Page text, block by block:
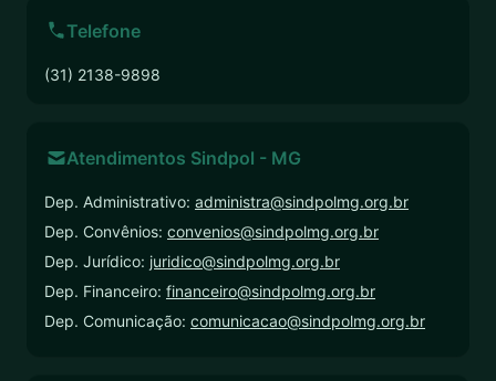
Telefone
(31) 2138-9898
Atendimentos Sindpol - MG
Dep. Administrativo: administra@sindpolmg.org.br
Dep. Convênios: convenios@sindpolmg.org.br
Dep. Jurídico: juridico@sindpolmg.org.br
Dep. Financeiro: financeiro@sindpolmg.org.br
Dep. Comunicação: comunicacao@sindpolmg.org.br